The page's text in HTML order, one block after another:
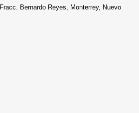
Bernardo Reyes, Monterrey, Nuevo